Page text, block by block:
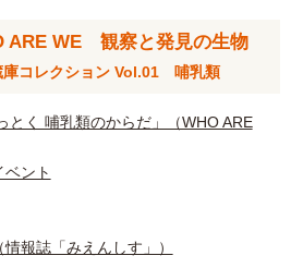
ARE WE 観察と発見の生物
庫コレクション Vol.01 哺乳類
とく 哺乳類のからだ」（WHO ARE
ント
報誌「みえんしす」）